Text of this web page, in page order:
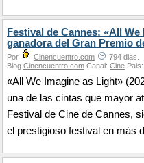
Festival de Cannes: «All
ganadora del Gran Premio
Por Cinencuentro.com
794 dias.
Blog Cinencuentro.com Canal: Cine Pais:
«All We Imagine as Light»
una de las cintas que mayor
Festival de Cine de Cannes,
el prestigioso festival en más